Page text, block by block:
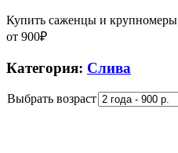
Купить саженцы и крупномеры
от 900₽
Категория: Слива
Выбрать возраст